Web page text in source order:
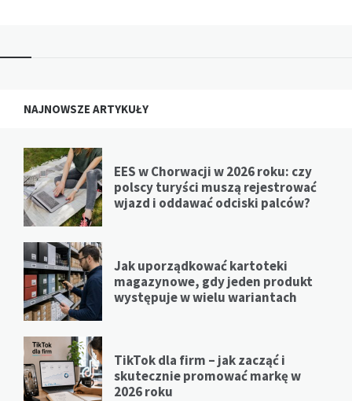
NAJNOWSZE ARTYKUŁY
EES w Chorwacji w 2026 roku: czy
polscy turyści muszą rejestrować
wjazd i oddawać odciski palców?
Jak uporządkować kartoteki
magazynowe, gdy jeden produkt
występuje w wielu wariantach
TikTok dla firm – jak zacząć i
skutecznie promować markę w
2026 roku